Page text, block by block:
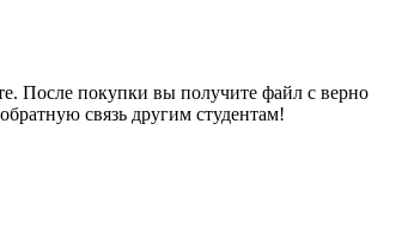
После покупки вы получите файл с верно
связь другим студентам!